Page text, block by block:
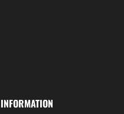
INFORMATION